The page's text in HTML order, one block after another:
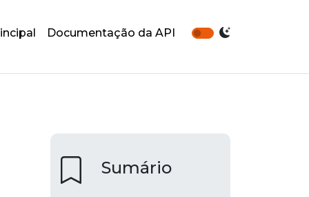
Documentação da API
Sumário